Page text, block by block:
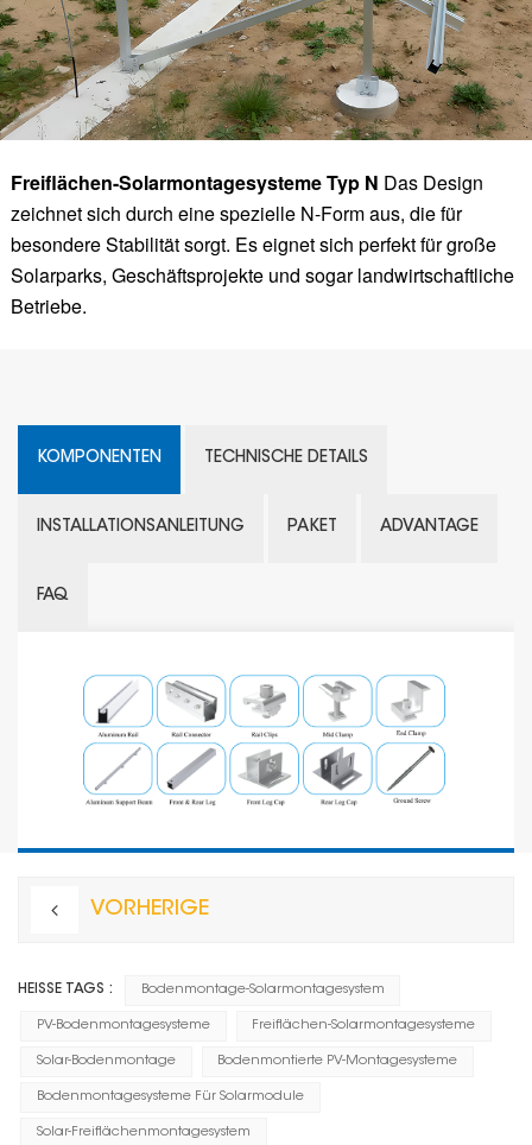
Freiflächen-Solarmontagesysteme Typ N Das Design
zeichnet sich durch eine spezielle N-Form aus, die für
besondere Stabilität sorgt. Es eignet sich perfekt für große
Solarparks, Geschäftsprojekte und sogar landwirtschaftliche
Betriebe.
KOMPONENTEN TECHNISCHE DETAILS
INSTALLATIONSANLEITUNG PAKET ADVANTAGE
FAQ
VORHERIGE
HEISSE TAGS : Bodenmontage-Solarmontagesystem
PV-Bodenmontagesysteme Freiflächen-Solarmontagesysteme
Solar-Bodenmontage Bodenmontierte PV-Montagesysteme
Bodenmontagesysteme Für Solarmodule
Solar-Freiflächenmontagesystem